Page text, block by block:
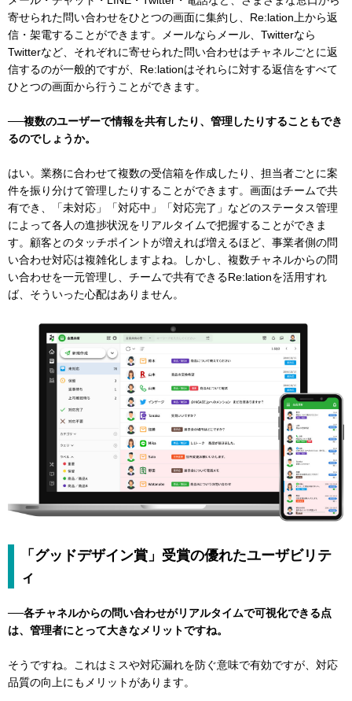
寄せられた問い合わせをひとつの画面に集約し、Re:lation上から返
信・架電することができます。メールならメール、Twitterなら
Twitterなど、それぞれに寄せられた問い合わせはチャネルごとに返
信するのが一般的ですが、Re:lationはそれらに対する返信をすべて
ひとつの画面から行うことができます。
──複数のユーザーで情報を共有したり、管理したりすることもでき
るのでしょうか。
はい。業務に合わせて複数の受信箱を作成したり、担当者ごとに案
件を振り分けて管理したりすることができます。画面はチームで共
有でき、「未対応」「対応中」「対応完了」などのステータス管理
によって各人の進捗状況をリアルタイムで把握することができま
す。顧客とのタッチポイントが増えれば増えるほど、事業者側の問
い合わせ対応は複雑化しますよね。しかし、複数チャネルからの問
い合わせを一元管理し、チームで共有できるRe:lationを活用すれ
ば、そういった心配はありません。
「グッドデザイン賞」受賞の優れたユーザビリテ
ィ
──各チャネルからの問い合わせがリアルタイムで可視化できる点
は、管理者にとって大きなメリットですね。
そうですね。これはミスや対応漏れを防ぐ意味で有効ですが、対応
品質の向上にもメリットがあります。